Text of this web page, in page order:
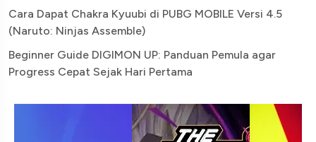
Cara Dapat Chakra Kyuubi di PUBG MOBILE Versi 4.5
(Naruto: Ninjas Assemble)
Beginner Guide DIGIMON UP: Panduan Pemula agar
Progress Cepat Sejak Hari Pertama